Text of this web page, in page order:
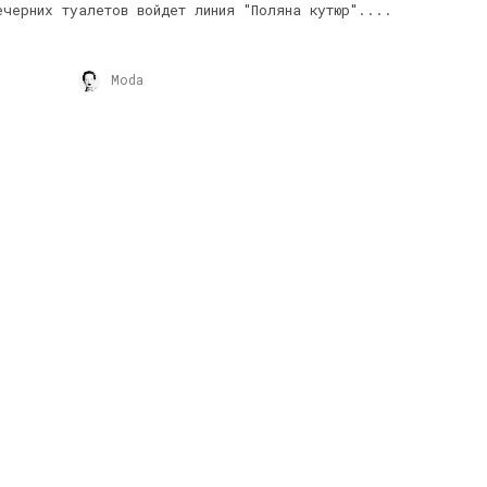
туалетов войдет линия "Поляна кутюр"....
Moda